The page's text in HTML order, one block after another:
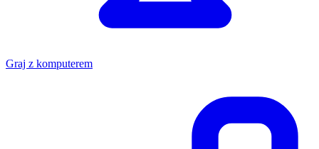
Graj z komputerem